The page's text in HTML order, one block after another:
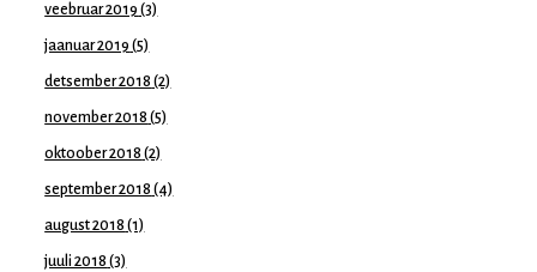
veebruar 2019 (3)
jaanuar 2019 (5)
detsember 2018 (2)
november 2018 (5)
oktoober 2018 (2)
september 2018 (4)
august 2018 (1)
juuli 2018 (3)